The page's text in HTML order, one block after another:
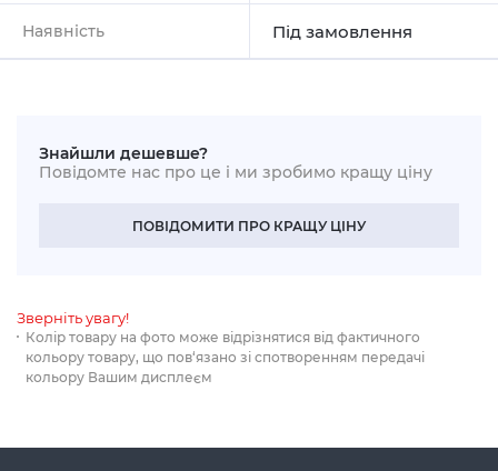
Наявність Під замовлення
Знайшли дешевше?
Повідомте нас про це і ми зробимо кращу ціну
ПОВІДОМИТИ ПРО КРАЩУ ЦІНУ
Зверніть увагу!
Колір товару на фото може відрізнятися від фактичного
кольору товару, що пов‘язано зі спотворенням передачі
кольору Вашим дисплеєм